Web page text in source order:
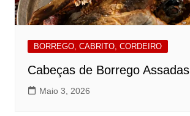
BORREGO, CABRITO, CORDEIRO
Cabeças de Borrego Assadas
Maio 3, 2026